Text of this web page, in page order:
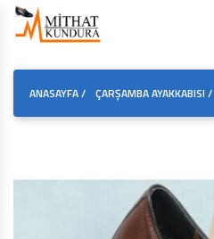
ANASAYFA/ ÇARŞAMBA AYAKKABISI /